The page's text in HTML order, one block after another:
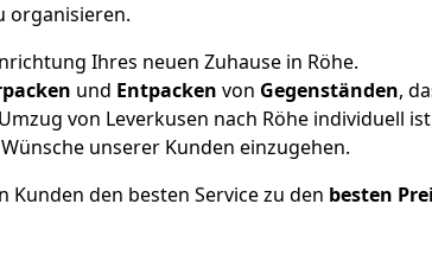
organisieren.
Ihres neuen Zuhause in Röhe.
und Entpacken von Gegenständen,
von Leverkusen nach Röhe individuell
unserer Kunden einzugehen.
den besten Service zu den besten